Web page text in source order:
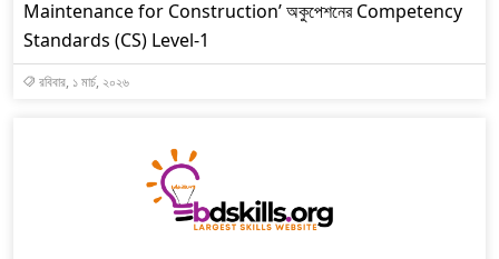
Maintenance for Construction’ অকুপেশনের Competency
Standards (CS) Level-1
রবিবার, ১ মার্চ, ২০২৬